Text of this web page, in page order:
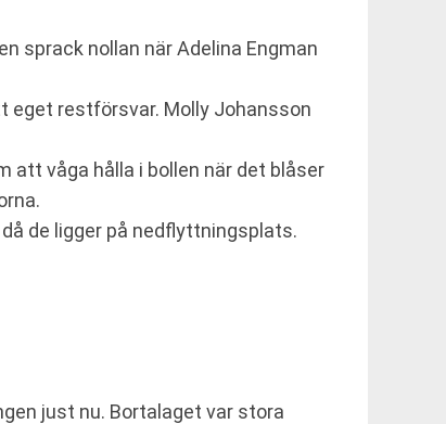
sprack nollan när Adelina Engman
eget restförsvar. Molly Johansson
att våga hålla i bollen när det blåser
de ligger på nedflyttningsplats.
just nu. Bortalaget var stora